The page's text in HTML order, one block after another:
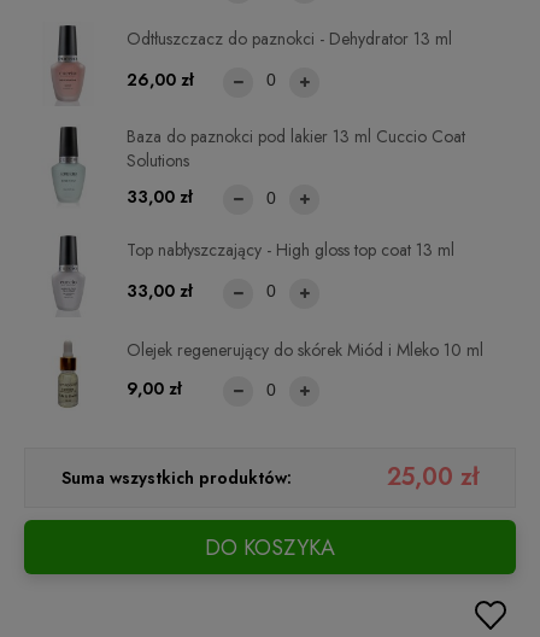
Top nabłyszczający - High gloss top coat 13 ml
33,00 zł
Baza do paznokci pod lakier 13 ml Cuccio Coat
Solutions
33,00 zł
Odtłuszczacz do paznokci - Dehydrator 13 ml
26,00 zł
Olejek regenerujący do skórek Miód i Mleko 10 ml
9,00 zł
Suma wszystkich produktów: 25,00 zł
DO KOSZYKA